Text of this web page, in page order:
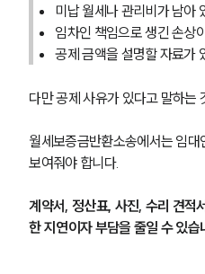
미납 월세나 관리비가 남아
임차인 책임으로 생긴 손상
공제 금액을 설명할 자료가
다만 공제 사유가 있다고 말하는
월세보증금반환소송에서는 임
보여줘야 합니다.
계약서, 정산표, 사진, 수리 견적
한 지연이자 부담을 줄일 수 있습